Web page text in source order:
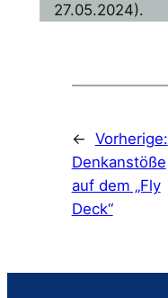
27.05.2024).
← Vorherige:
Denkanstöße
auf dem „Fly
Deck“